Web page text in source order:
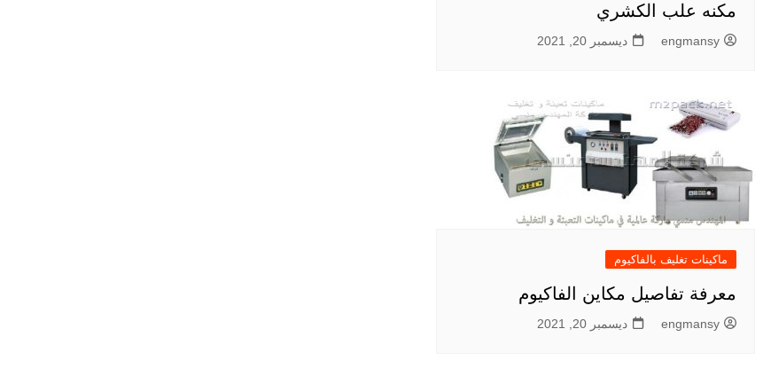
مكنه علب الكشري
engmansy ديسمبر 20, 2021
ماكينات تغليف بالفاكيوم
معرفة تفاصيل مكاين الفاكيوم
engmansy ديسمبر 20, 2021